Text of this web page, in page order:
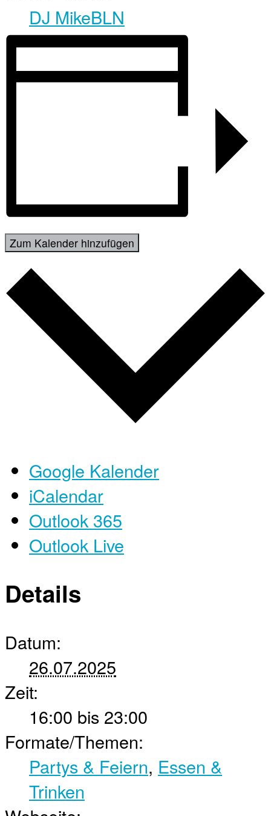
DJ MikeBLN
Zum Kalender hinzufügen
Google Kalender
iCalendar
Outlook 365
Outlook Live
Details
Datum:
26.07.2025
Zeit:
16:00 bis 23:00
Formate/Themen:
Partys & Feiern, Essen &
Trinken